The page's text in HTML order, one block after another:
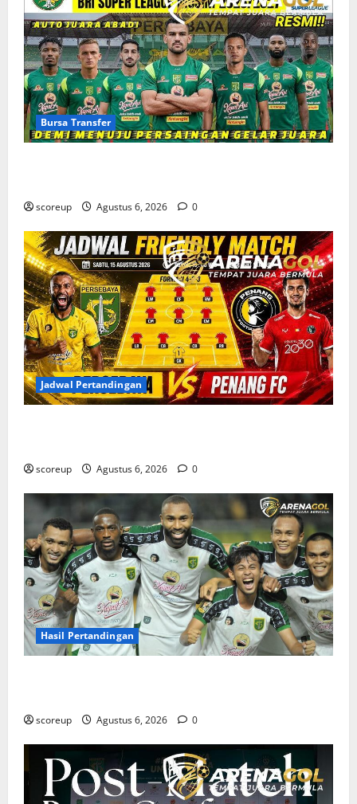
Bursa Transfer
scoreup Agustus 6, 2026 0
Jadwal Pertandingan
scoreup Agustus 6, 2026 0
Hasil Pertandingan
scoreup Agustus 6, 2026 0